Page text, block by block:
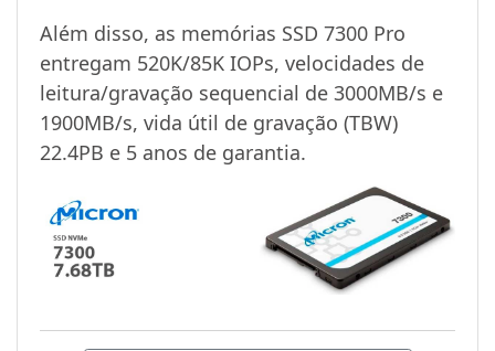
Além disso, as memórias SSD 7300 Pro
entregam 520K/85K IOPs, velocidades de
leitura/gravação sequencial de 3000MB/s e
1900MB/s, vida útil de gravação (TBW)
22.4PB e 5 anos de garantia.